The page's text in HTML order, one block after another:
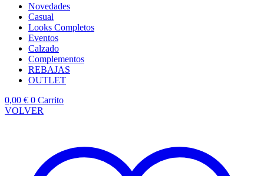
Novedades
Casual
Looks Completos
Eventos
Calzado
Complementos
REBAJAS
OUTLET
0,00 € 0 Carrito
VOLVER